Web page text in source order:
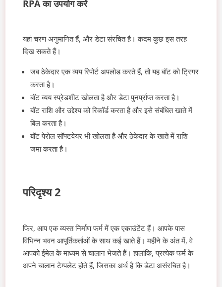
RPA का उपयोग करें
यहां चरण अनुमानित हैं, और डेटा संरचित है। कदम कुछ इस तरह
दिख सकते हैं।
जब ठेकेदार एक व्यय रिपोर्ट अपलोड करते हैं, तो यह बॉट को ट्रिगर
करता है।
बॉट व्यय स्प्रेडशीट खोलता है और डेटा पुनर्प्राप्त करता है।
बॉट राशि और उद्देश्य को रिकॉर्ड करता है और इसे संबंधित खाते में
बिल करता है।
बॉट पेरोल सॉफ्टवेयर भी खोलता है और ठेकेदार के खाते में राशि
जमा करता है।
परिदृश्य 2
फिर, आप एक व्यस्त निर्माण फर्म में एक एकाउंटेंट हैं। आपके पास
विभिन्न भवन आपूर्तिकर्ताओं के साथ कई खाते हैं। महीने के अंत में, वे
आपको ईमेल के माध्यम से चालान भेजते हैं। हालांकि, प्रत्येक फर्म के
अपने चालान टेम्पलेट होते हैं, जिसका अर्थ है कि डेटा असंरचित है।